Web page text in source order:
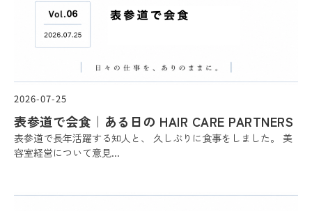
2026-07-25
表参道で会食｜ある日の HAIR CARE PARTNERS
表参道で長年活躍する知人と、 久しぶりに食事をしました。 美
容室経営について意見...